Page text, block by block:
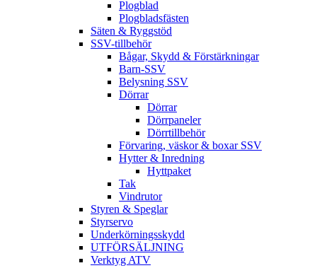
Plogblad
Plogbladsfästen
Säten & Ryggstöd
SSV-tillbehör
Bågar, Skydd & Förstärkningar
Barn-SSV
Belysning SSV
Dörrar
Dörrar
Dörrpaneler
Dörrtillbehör
Förvaring, väskor & boxar SSV
Hytter & Inredning
Hyttpaket
Tak
Vindrutor
Styren & Speglar
Styrservo
Underkörningsskydd
UTFÖRSÄLJNING
Verktyg ATV